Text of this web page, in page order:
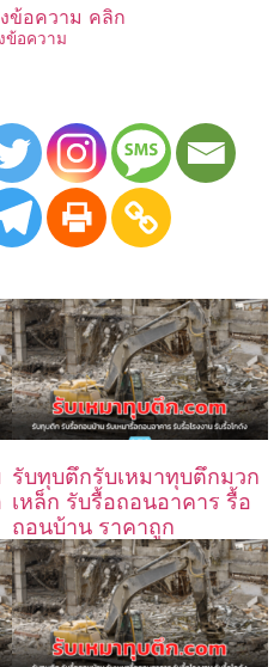
ข้อความ คลิก
ข้อความ
รับทุบตึกรับเหมาทุบตึกมวก
เหล็ก รับรื้อถอนอาคาร รื้อ
ถอนบ้าน ราคาถูก